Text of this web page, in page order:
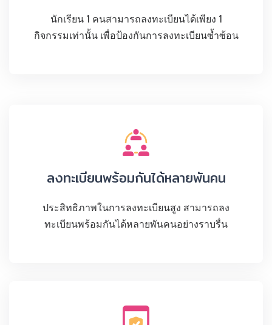
นักเรียน 1 คนสามารถลงทะเบียนได้เพียง 1
กิจกรรมเท่านั้น เพื่อป้องกันการลงทะเบียนซ้ำซ้อน
ลงทะเบียนพร้อมกันได้หลายพันคน
ประสิทธิภาพในการลงทะเบียนสูง สามารถลง
ทะเบียนพร้อมกันได้หลายพันคนอย่างราบรื่น